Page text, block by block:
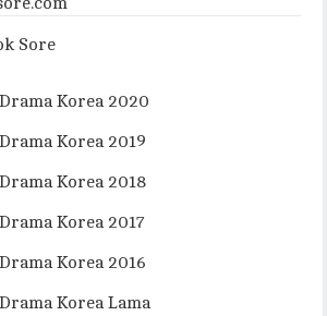
Sore
Korea 2020
Korea 2019
Korea 2018
Korea 2017
Korea 2016
Korea Lama